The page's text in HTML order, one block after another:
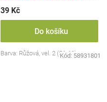
39 Kč
Do košíku
Barva: Růžová, vel. 2 (56-62)
Kód: 58931801